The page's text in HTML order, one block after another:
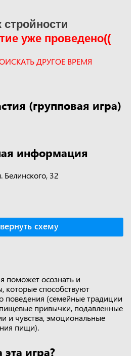
стройности
уже проведено((
ДРУГОЕ ВРЕМЯ
(групповая игра)
информация
32
схему
поможет осознать и
которые способствуют
(семейные традиции
привычки, подавленные
и чувства, эмоциональные
пищи).
игра?